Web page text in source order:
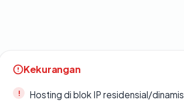
Kekurangan
Hosting di blok IP residensial/dinamis